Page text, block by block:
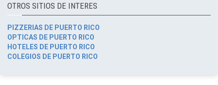
OTROS SITIOS DE INTERES
PIZZERIAS DE PUERTO RICO
OPTICAS DE PUERTO RICO
HOTELES DE PUERTO RICO
COLEGIOS DE PUERTO RICO